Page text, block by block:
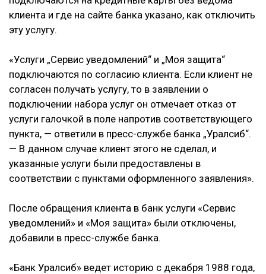
клиента и где на сайте банка указано, как отключить
эту услугу.
«Услуги „Сервис уведомлений“ и „Моя защита“
подключаются по согласию клиента. Если клиент не
согласен получать услугу, то в заявлении о
подключении набора услуг он отмечает отказ от
услуги галочкой в поле напротив соответствующего
пункта, — ответили в пресс-службе банка „Уралсиб“.
— В данном случае клиент этого не сделал, и
указанные услуги были предоставлены в
соответствии с пунктами оформленного заявления».
После обращения клиента в банк услуги «Сервис
уведомлений» и «Моя защита» были отключены,
добавили в пресс-службе банка.
«Банк Уралсиб» ведет историю с декабря 1988 года,